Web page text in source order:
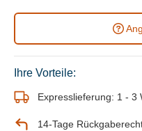
Ihre Vorteile:
Expresslieferung: 1 - 3
14-Tage